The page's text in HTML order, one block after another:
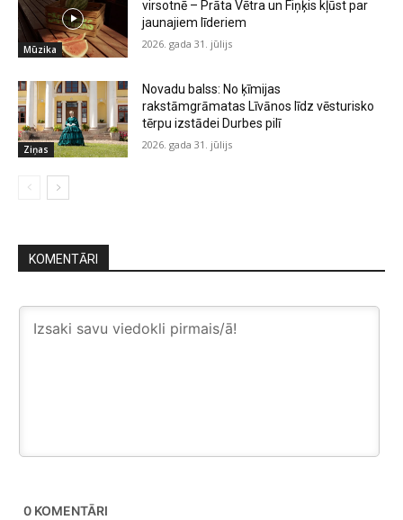
Mūzika
virsotnē – Prāta Vētra un Fiņķis kļūst par
jaunajiem līderiem
2026. gada 31. jūlijs
Ziņas
Novadu balss: No ķīmijas
rakstāmgrāmatas Līvānos līdz vēsturisko
tērpu izstādei Durbes pilī
2026. gada 31. jūlijs
KOMENTĀRI
0 KOMENTĀRI